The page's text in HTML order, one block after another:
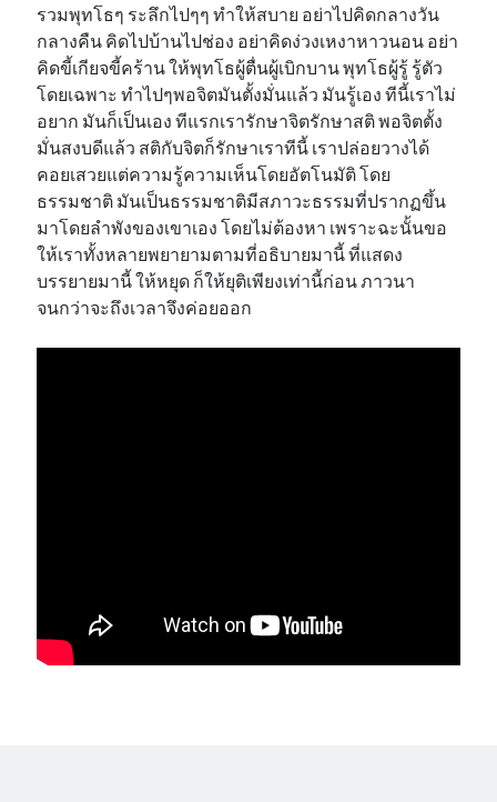
รวมพุทโธๆ ระลึกไปๆๆ ทำให้สบาย อย่าไปคิดกลางวัน
กลางคืน คิดไปบ้านไปช่อง อย่าคิดง่วงเหงาหาวนอน อย่า
คิดขี้เกียจขี้คร้าน ให้พุทโธผู้ตื่นผู้เบิกบาน พุทโธผู้รู้ รู้ตัว
โดยเฉพาะ ทำไปๆพอจิตมันตั้งมั่นแล้ว มันรู้เอง ทีนี้เราไม่
อยาก มันก็เป็นเอง ทีแรกเรารักษาจิตรักษาสติ พอจิตตั้ง
มั่นสงบดีแล้ว สติกับจิตก็รักษาเราทีนี้ เราปล่อยวางได้
คอยเสวยแต่ความรู้ความเห็นโดยอัตโนมัติ โดย
ธรรมชาติ มันเป็นธรรมชาติมีสภาวะธรรมที่ปรากฏขึ้น
มาโดยลำพังของเขาเอง โดยไม่ต้องหา เพราะฉะนั้นขอ
ให้เราทั้งหลายพยายามตามที่อธิบายมานี้ ที่แสดง
บรรยายมานี้ ให้หยุด ก็ให้ยุติเพียงเท่านี้ก่อน ภาวนา
จนกว่าจะถึงเวลาจึงค่อยออก